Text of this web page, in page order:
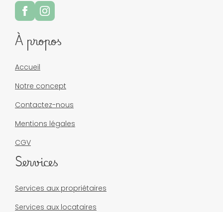
À propos
Accueil
Notre concept
Contactez-nous
Mentions légales
CGV
Services
Services aux propriétaires
Services aux locataires